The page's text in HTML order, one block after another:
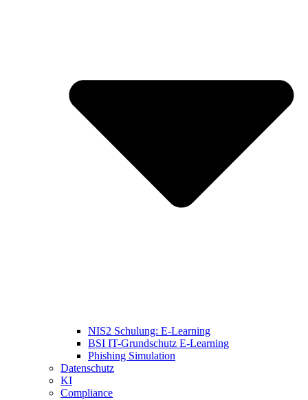
NIS2 Schulung: E-Learning
BSI IT-Grundschutz E-Learning
Phishing Simulation
Datenschutz
KI
Compliance